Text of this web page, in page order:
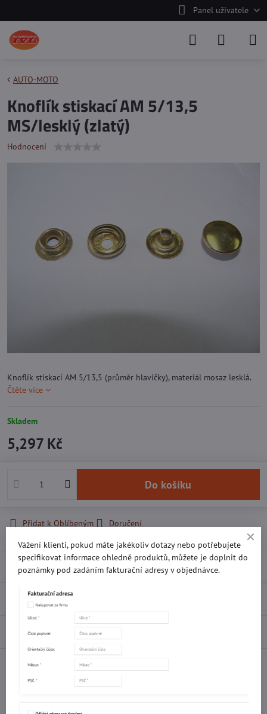
Panel uživatele
AUTO-MOTO
Knoflík stiskací AM 5/13,5
MS/lesklý (zlatý)
Hodnocení
Knoflík stiskací AM 5/13,5 (průměr hlavičky), materiál mosaz lesklá.
Čtěte více
Skladem
5,297 Kč
Do košíku
Přidat k Oblíbeným Doručení
Popis
Recenze 0
Diskuse 0
Vážení klienti, pokud máte jakékoliv dotazy nebo potřebujete
specifikovat informace ohledně produktů, můžete je doplnit do
poznámky pod zadáním fakturační adresy v objednávce.